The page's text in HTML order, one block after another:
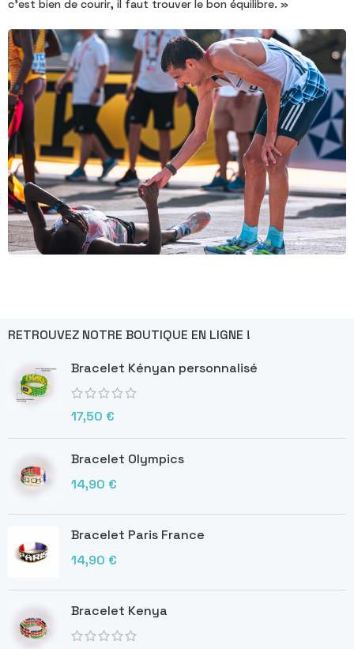
c'est bien de courir, il faut trouver le bon équilibre. »
RETROUVEZ NOTRE BOUTIQUE EN LIGNE !
Bracelet Kényan personnalisé
17,50 €
Bracelet Olympics
14,90 €
Bracelet Paris France
14,90 €
Bracelet Kenya